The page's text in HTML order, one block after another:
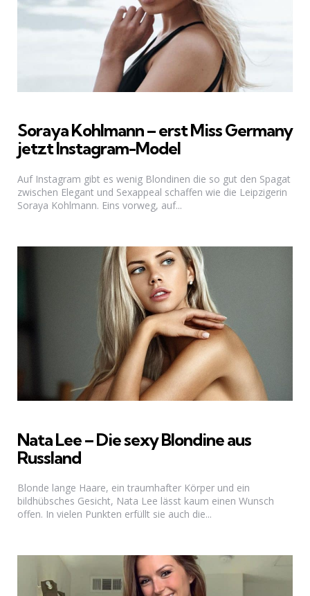
Soraya Kohlmann – erst Miss Germany
jetzt Instagram-Model
Auf Instagram gibt es wenig Blondinen die so gut den Spagat
zwischen Elegant und Sexappeal schaffen wie die Leipzigerin
Soraya Kohlmann. Eins vorweg, auf...
Nata Lee – Die sexy Blondine aus
Russland
Blonde lange Haare, ein traumhafter Körper und ein
bildhübsches Gesicht, Nata Lee lässt kaum einen Wunsch
offen. In vielen Punkten erfüllt sie auch die...